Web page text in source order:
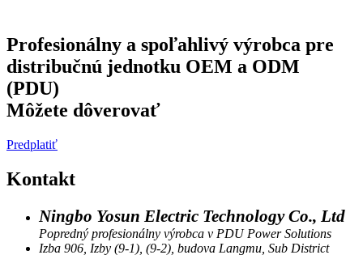
Profesionálny a spoľahlivý výrobca pre
distribučnú jednotku OEM a ODM
(PDU)
Môžete dôverovať
Predplatiť
Kontakt
Ningbo Yosun Electric Technology Co., Ltd
Popredný profesionálny výrobca v PDU Power Solutions
Izba 906, Izby (9-1), (9-2), budova Langmu, Sub District